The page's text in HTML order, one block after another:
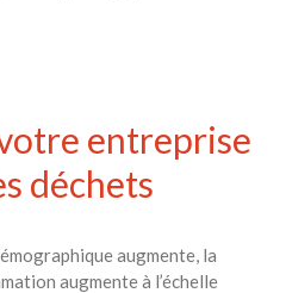
entreprise
déchets
augmente, la
augmente à l’échelle